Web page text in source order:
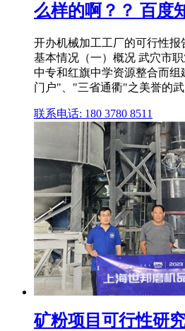
么样的啊？？ 百度
开办机械加工工厂的可行性报
基本情况（一）概况 武穴市
中专和红旗中学资源整合而
门户"、"三省通衢"之美誉的
联系电话: 180 3780 8511
矿粉项目可行性研